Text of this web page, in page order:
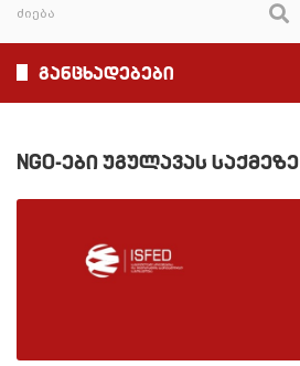
განცხადებები
NGO-ები უგულავას საქმეზე